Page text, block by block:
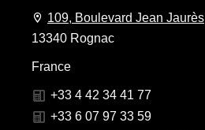
109, Boulevard Jean Jaurès
13340 Rognac
France
+33 4 42 34 41 77
+33 6 07 97 33 59